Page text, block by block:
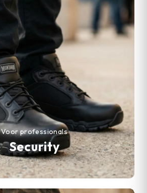
Security
Voor professionals